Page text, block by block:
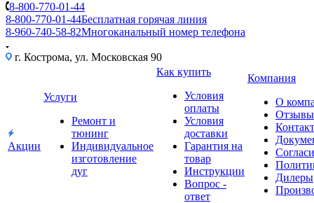
8-800-770-01-44
8-800-770-01-44Бесплатная горячая линия
8-960-740-58-82Многоканальный номер телефона
г. Кострома, ул. Московская 90
Акции
Услуги
Ремонт и
тюнинг
Индивидуальное
изготовление
дуг
Как купить
Условия
оплаты
Условия
доставки
Гарантия на
товар
Инструкции
Вопрос -
ответ
Компания
О
Отзывы
Дилеры